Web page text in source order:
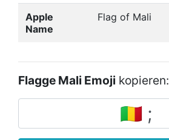
Apple
Name
Flag of Mali
Flagge Mali Emoji kopieren: